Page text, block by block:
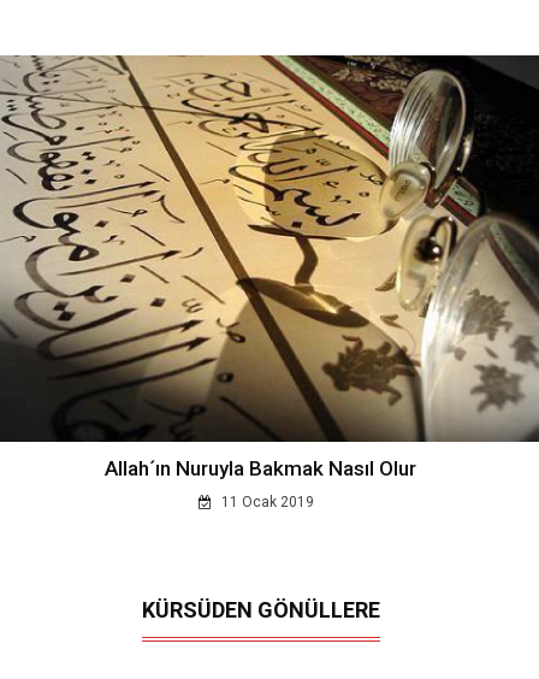
Allah´ın Nuruyla Bakmak Nasıl Olur
11 Ocak 2019
KÜRSÜDEN GÖNÜLLERE